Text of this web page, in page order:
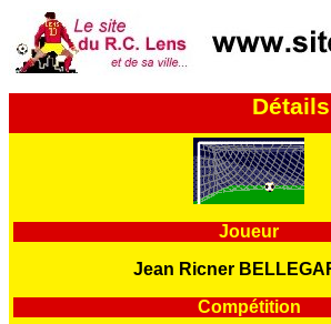
Joueur
Jean Ricner
Compétition